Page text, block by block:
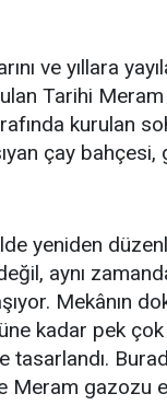
ve yıllara
Tarihi
kurulan
çay
yeniden
aynı
Mekânın
kadar pek çok
Meram gazozu